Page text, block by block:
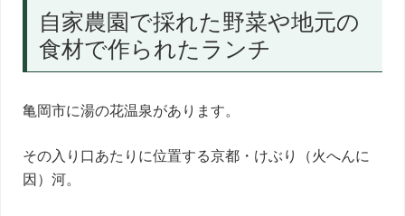
自家農園で採れた野菜や地元の
食材で作られたランチ
亀岡市に湯の花温泉があります。
その入り口あたりに位置する京都・けぶり（火へんに
因）河。